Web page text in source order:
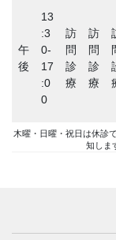
午
後
13
:3
0-
17
:0
0
訪
問
診
療
訪
問
診
療
木曜・日曜・祝日は休診
知しま